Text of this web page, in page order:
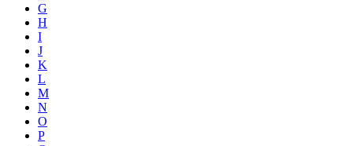
G
H
I
J
K
L
M
N
O
P